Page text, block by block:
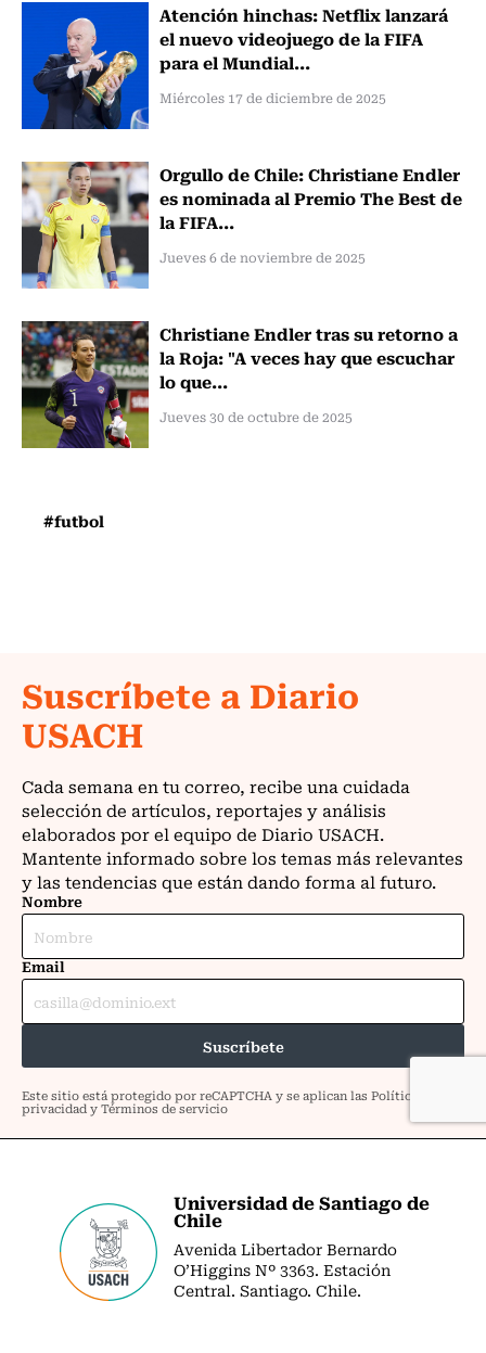
Atención hinchas: Netflix lanzará
el nuevo videojuego de la FIFA
para el Mundial...
Miércoles 17 de diciembre de 2025
Orgullo de Chile: Christiane Endler
es nominada al Premio The Best de
la FIFA...
Jueves 6 de noviembre de 2025
Christiane Endler tras su retorno a
la Roja: "A veces hay que escuchar
lo que...
Jueves 30 de octubre de 2025
#futbol
Universidad de Santiago de
Chile
Avenida Libertador Bernardo
O’Higgins Nº 3363. Estación
Central. Santiago. Chile.